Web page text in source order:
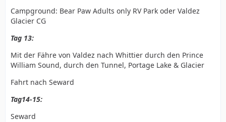
Campground: Bear Paw Adults only RV Park oder Valdez
Glacier CG
Tag 13:
Mit der Fähre von Valdez nach Whittier durch den Prince
William Sound, durch den Tunnel, Portage Lake & Glacier
Fahrt nach Seward
Tag14-15:
Seward